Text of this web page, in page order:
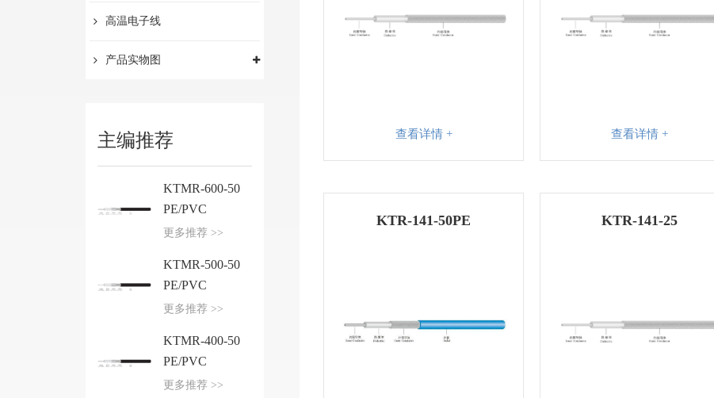
高温电子线
产品实物图
主编推荐
KTMR-600-50
PE/PVC
更多推荐 >>
KTMR-500-50
PE/PVC
更多推荐 >>
KTMR-400-50
PE/PVC
更多推荐 >>
查看详情 + 查看详情 +
KTR-141-50PE KTR-141-25